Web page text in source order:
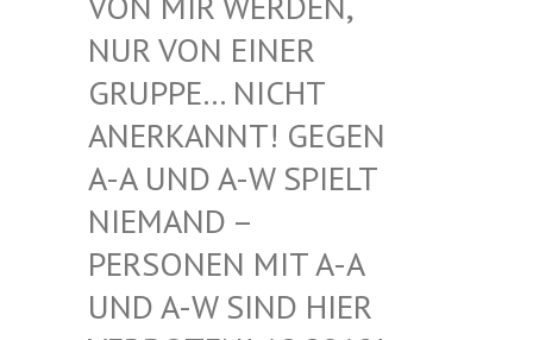
VON EINER GRU
PPE… NICHT ANE
RKANNT! GEGEN A-A
UND A-W SPIELT NIE
MAND – PER
SONEN MIT A-A UND
A-W SIND HIER VER